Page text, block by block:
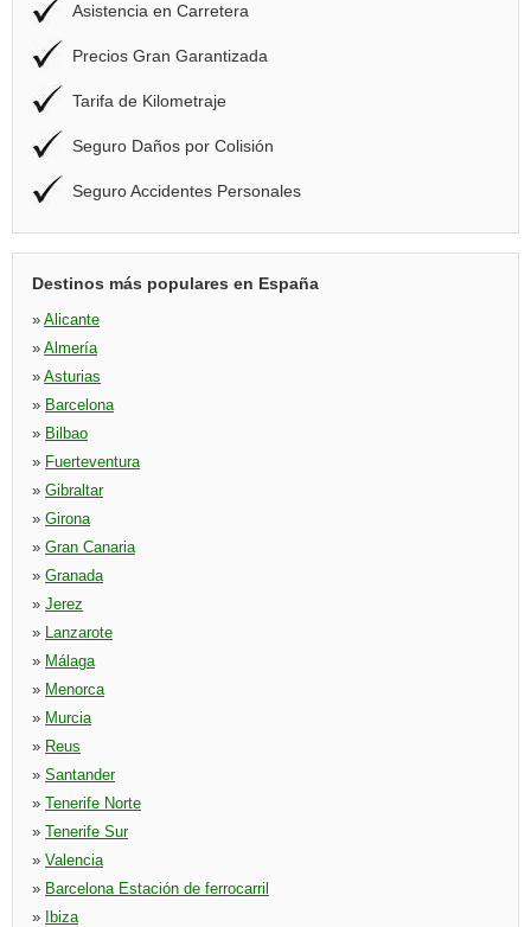
Asistencia en Carretera
Precios Gran Garantizada
Tarifa de Kilometraje
Seguro Daños por Colisión
Seguro Accidentes Personales
Destinos más populares en España
» Alicante
» Almería
» Asturias
» Barcelona
» Bilbao
» Fuerteventura
» Gibraltar
» Girona
» Gran Canaria
» Granada
» Jerez
» Lanzarote
» Málaga
» Menorca
» Murcia
» Reus
» Santander
» Tenerife Norte
» Tenerife Sur
» Valencia
» Barcelona Estación de ferrocarril
»
Ibiza